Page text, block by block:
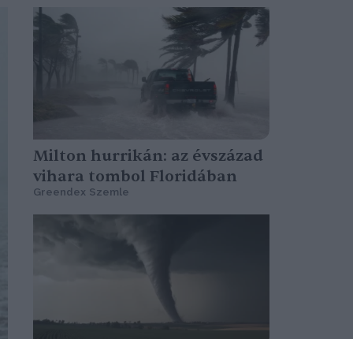
Milton hurrikán: az évszázad
vihara tombol Floridában
Greendex Szemle